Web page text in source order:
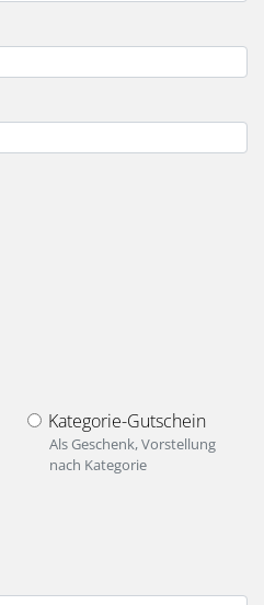
Kategorie-Gutschein
Als Geschenk, Vorstellung
nach Kategorie